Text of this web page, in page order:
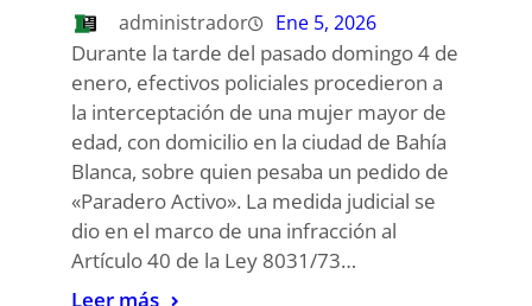
administrador Ene 5, 2026
Durante la tarde del pasado domingo 4 de
enero, efectivos policiales procedieron a
la interceptación de una mujer mayor de
edad, con domicilio en la ciudad de Bahía
Blanca, sobre quien pesaba un pedido de
«Paradero Activo». La medida judicial se
dio en el marco de una infracción al
Artículo 40 de la Ley 8031/73…
Leer más